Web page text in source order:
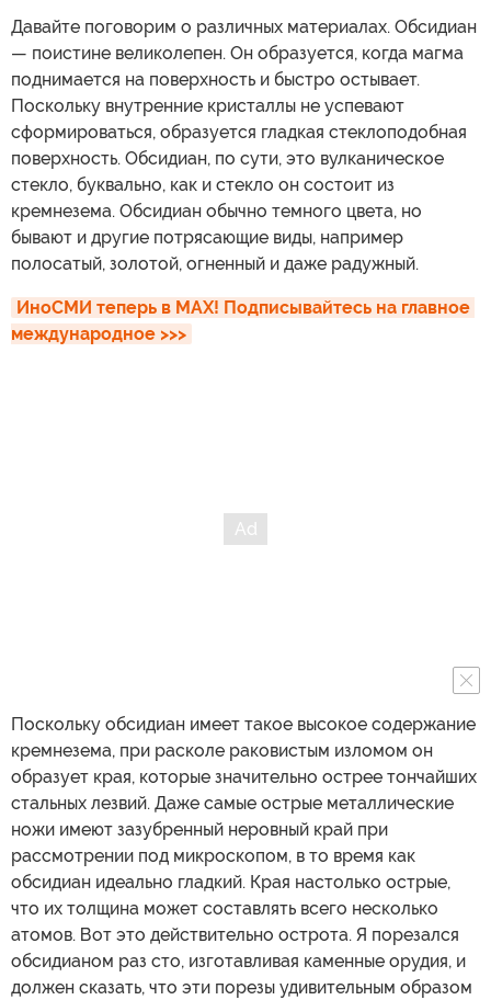
Давайте поговорим о различных материалах. Обсидиан
— поистине великолепен. Он образуется, когда магма
поднимается на поверхность и быстро остывает.
Поскольку внутренние кристаллы не успевают
сформироваться, образуется гладкая стеклоподобная
поверхность. Обсидиан, по сути, это вулканическое
стекло, буквально, как и стекло он состоит из
кремнезема. Обсидиан обычно темного цвета, но
бывают и другие потрясающие виды, например
полосатый, золотой, огненный и даже радужный.
ИноСМИ теперь в MAX! Подписывайтесь на главное
международное >>>
Поскольку обсидиан имеет такое высокое содержание
кремнезема, при расколе раковистым изломом он
образует края, которые значительно острее тончайших
стальных лезвий. Даже самые острые металлические
ножи имеют зазубренный неровный край при
рассмотрении под микроскопом, в то время как
обсидиан идеально гладкий. Края настолько острые,
что их толщина может составлять всего несколько
атомов. Вот это действительно острота. Я порезался
обсидианом раз сто, изготавливая каменные орудия, и
должен сказать, что эти порезы удивительным образом